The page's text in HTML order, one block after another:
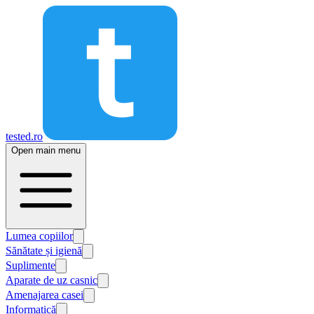
tested.ro
Open main menu
Lumea copiilor
Sănătate și igienă
Suplimente
Aparate de uz casnic
Amenajarea casei
Informatică